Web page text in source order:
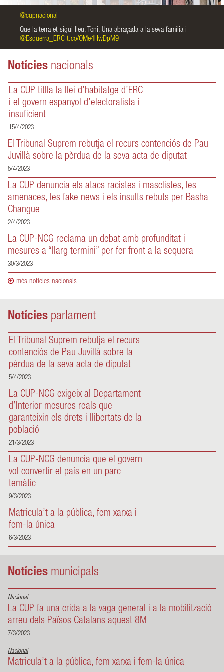
continua llegint
@cupnacional
Que la terra et sigui lleu, Toni. Una abraçada a la seva família i
@Esquerra_ERC t.co/OMe4HwDpM9
Notícies nacionals
La CUP titlla la llei d’habitatge d’ERC
i el govern espanyol d’electoralista i
insuficient
15/4/2023
El Tribunal Suprem rebutja el recurs contenciós de Pau
Juvillà sobre la pèrdua de la seva acta de diputat
5/4/2023
La CUP denuncia els atacs racistes i masclistes, les
amenaces, les fake news i els insults rebuts per Basha
Changue
2/4/2023
La CUP-NCG reclama un debat amb profunditat i
mesures a “llarg termini” per fer front a la sequera
30/3/2023
més notícies nacionals
Notícies parlament
El Tribunal Suprem rebutja el recurs
contenciós de Pau Juvillà sobre la
pèrdua de la seva acta de diputat
5/4/2023
La CUP-NCG exigeix al Departament
d’Interior mesures reals que
garanteixin els drets i llibertats de la
població
21/3/2023
La CUP-NCG denuncia que el govern
vol convertir el país en un parc
temàtic
9/3/2023
Matricula’t a la pública, fem xarxa i
fem-la única
6/3/2023
Notícies municipals
Nacional
La CUP fa una crida a la vaga general i a la mobilització
arreu dels Països Catalans aquest 8M
7/3/2023
Nacional
Matricula’t a la pública, fem xarxa i fem-la única